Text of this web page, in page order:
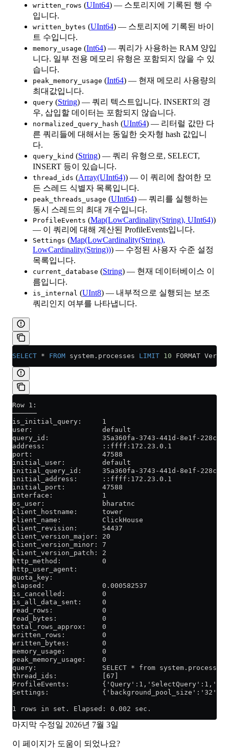
written_rows (UInt64) — 스토리지에 기록된 행 수
입니다.
written_bytes (UInt64) — 스토리지에 기록된 바이
트 수입니다.
memory_usage (Int64) — 쿼리가 사용하는 RAM 양입
니다. 일부 전용 메모리 유형은 포함되지 않을 수 있
습니다.
peak_memory_usage (Int64) — 현재 메모리 사용량의
최대값입니다.
query (String) — 쿼리 텍스트입니다. INSERT의 경
우, 삽입할 데이터는 포함되지 않습니다.
normalized_query_hash (UInt64) — 리터럴 값만 다
른 쿼리들에 대해서는 동일한 숫자형 hash 값입니
다.
query_kind (String) — 쿼리 유형으로, SELECT,
INSERT 등이 있습니다.
thread_ids (Array(UInt64)) — 이 쿼리에 참여한 모
든 스레드 식별자 목록입니다.
peak_threads_usage (UInt64) — 쿼리를 실행하는
동시 스레드의 최대 개수입니다.
ProfileEvents (Map(LowCardinality(String), UInt64))
— 이 쿼리에 대해 계산된 ProfileEvents입니다.
Settings (Map(LowCardinality(String),
LowCardinality(String))) — 수정된 사용자 수준 설정
목록입니다.
current_database (String) — 현재 데이터베이스 이
름입니다.
is_internal (UInt8) — 내부적으로 실행되는 보조
쿼리인지 여부를 나타냅니다.
SELECT * FROM system . processes LIMIT 10 FORMAT
Row 1:
──────
is_initial_query:     1
user:                 default
query_id:             35a360fa-3743-441d-8e1f-
address:              ::ffff:172.23.0.1
port:                 47588
initial_user:         default
initial_query_id:     35a360fa-3743-441d-8e1f-
initial_address:      ::ffff:172.23.0.1
initial_port:         47588
interface:            1
os_user:              bharatnc
client_hostname:      tower
client_name:          ClickHouse
client_revision:      54437
client_version_major: 20
client_version_minor: 7
client_version_patch: 2
http_method:          0
http_user_agent:
quota_key:
elapsed:              0.000582537
is_cancelled:         0
is_all_data_sent:     0
read_rows:            0
read_bytes:           0
total_rows_approx:    0
written_rows:         0
written_bytes:        0
memory_usage:         0
peak_memory_usage:    0
query:                SELECT * from system.processes
thread_ids:           [67]
ProfileEvents:
Settings:
1 rows in set. Elapsed: 0.002 sec.
마지막 수정일 2026년 7월 3일
이 페이지가 도움이 되었나요?